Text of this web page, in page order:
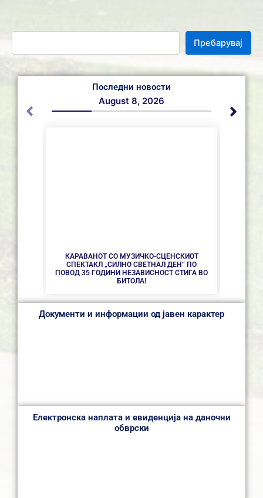
Пребарувај
Последни новости
КАРАВАНОТ СО МУЗИЧКО-СЦЕНСКИОТ
СПЕКТАКЛ „СИЛНО СВЕТНАЛ ДЕН” ПО
ПОВОД 35 ГОДИНИ НЕЗАВИСНОСТ СТИГА ВО
БИТОЛА!
August 8, 2026
Документи и информации од јавен карактер
Електронска наплата и евиденција на даночни
обврски